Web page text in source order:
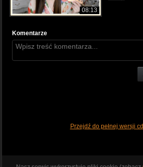
08:13
Komentarze
Przejdź do pełnej wersji